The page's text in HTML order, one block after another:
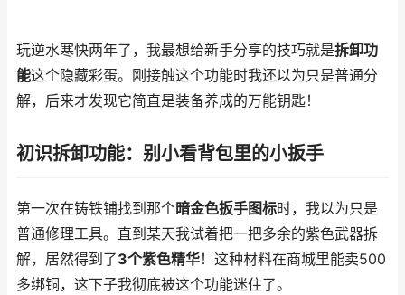
玩逆水寒快两年了，我最想给新手分享的技巧就是拆卸功
能这个隐藏彩蛋。刚接触这个功能时我还以为只是普通分
解，后来才发现它简直是装备养成的万能钥匙！
初识拆卸功能：别小看背包里的小扳手
第一次在铸铁铺找到那个暗金色扳手图标时，我以为只是
普通修理工具。直到某天我试着把一把多余的紫色武器拆
解，居然得到了3个紫色精华！这种材料在商城里能卖500
多绑铜，这下子我彻底被这个功能迷住了。